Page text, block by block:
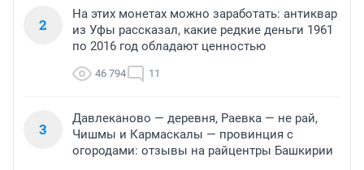
2
На этих монетах можно заработать: антиквар
из Уфы рассказал, какие редкие деньги 1961
по 2016 год обладают ценностью
46 794 11
3
Давлеканово — деревня, Раевка — не рай,
Чишмы и Кармаскалы — провинция с
огородами: отзывы на райцентры Башкирии